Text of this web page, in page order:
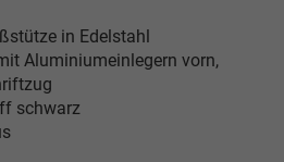
in Edelstahl
Aluminiumeinlegern vorn,
schwarz